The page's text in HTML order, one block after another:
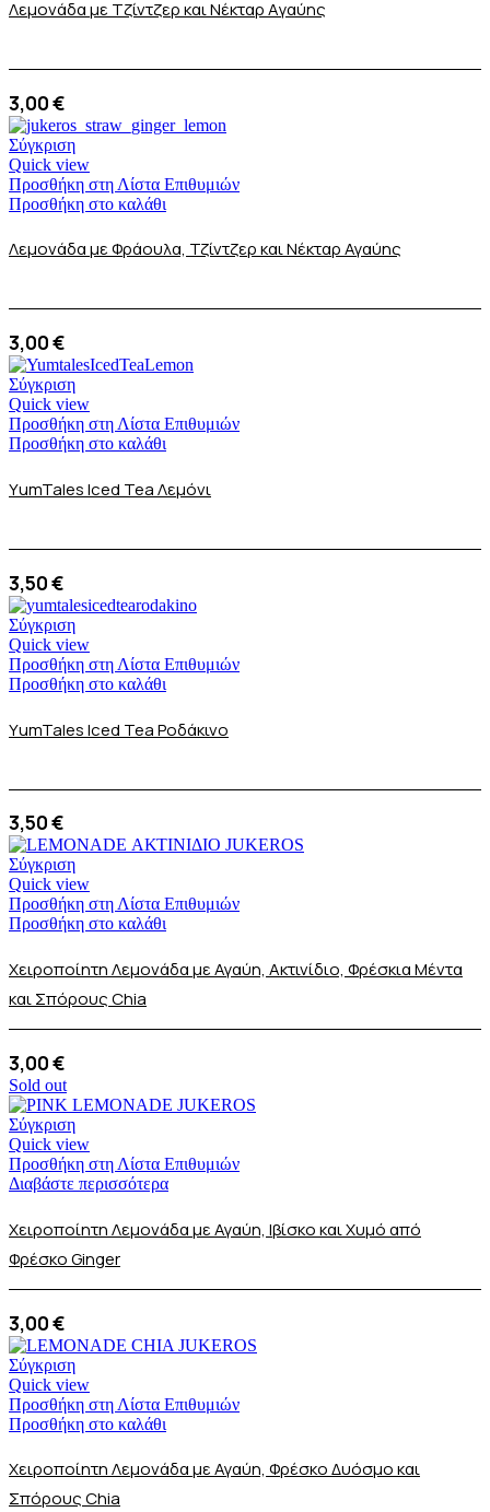
Λεμονάδα με Tζίντζερ και Nέκταρ Aγαύης
3,00€
Σύγκριση
Quick view
Προσθήκη στη Λίστα Επιθυμιών
Προσθήκη στο καλάθι
Λεμονάδα με Φράουλα, Τζίντζερ και Νέκταρ Αγαύης
3,00€
Σύγκριση
Quick view
Προσθήκη στη Λίστα Επιθυμιών
Προσθήκη στο καλάθι
ΥumTales Iced Tea Λεμόνι
3,50€
Σύγκριση
Quick view
Προσθήκη στη Λίστα Επιθυμιών
Προσθήκη στο καλάθι
ΥumTales Iced Tea Ροδάκινο
3,50€
Σύγκριση
Quick view
Προσθήκη στη Λίστα Επιθυμιών
Προσθήκη στο καλάθι
Χειροποίητη Λεμονάδα με Αγαύη, Ακτινίδιο, Φρέσκια Μέντα
και Σπόρους Chia
3,00€
Sold out
Σύγκριση
Quick view
Προσθήκη στη Λίστα Επιθυμιών
Διαβάστε περισσότερα
Χειροποίητη Λεμονάδα με Αγαύη, Ιβίσκο και Χυμό από
Φρέσκο Ginger
3,00€
Σύγκριση
Quick view
Προσθήκη στη Λίστα Επιθυμιών
Προσθήκη στο καλάθι
Χειροποίητη Λεμονάδα με Αγαύη, Φρέσκο Δυόσμο και
Σπόρους Chia